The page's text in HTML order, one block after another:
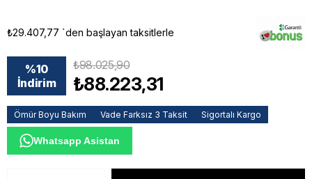
₺29.407,77 `den başlayan taksitlerle
%10
İndirim
₺98.025,90
₺88.223,31
Ömür Boyu Bakım Vade Farksız 3 Taksit Sigortalı Kargo
Whatsapp Asistan